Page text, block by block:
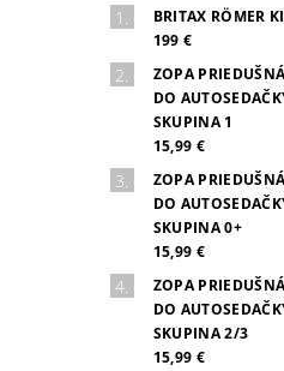
BRITAX RÖMER
199 €
ZOPA
DO
SKUPINA 1
15,99 €
ZOPA
DO
SKUPINA 0+
15,99 €
ZOPA
DO
SKUPINA 2/3
15,99 €